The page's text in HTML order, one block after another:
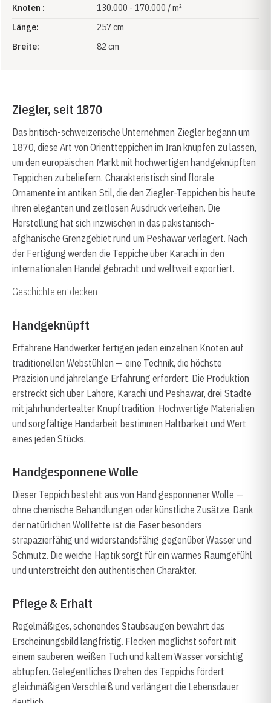
Knoten :
130.000 - 170.000 / m²
Länge:
257 cm
Breite:
82 cm
Ziegler, seit 1870
Das britisch-schweizerische Unternehmen Ziegler begann um
1870, diese Art von Orientteppichen im Iran knüpfen zu lassen,
um den europäischen Markt mit hochwertigen handgeknüpften
Teppichen zu beliefern. Charakteristisch sind florale
Ornamente im antiken Stil, die den Ziegler-Teppichen bis heute
ihren eleganten und zeitlosen Ausdruck verleihen. Die
Herstellung hat sich inzwischen in das pakistanisch-
afghanische Grenzgebiet rund um Peshawar verlagert. Nach
der Fertigung werden die Teppiche über Karachi in den
internationalen Handel gebracht und weltweit exportiert.
Geschichte entdecken
Handgeknüpft
Erfahrene Handwerker fertigen jeden einzelnen Knoten auf
traditionellen Webstühlen — eine Technik, die höchste
Präzision und jahrelange Erfahrung erfordert. Die Produktion
erstreckt sich über Lahore, Karachi und Peshawar, drei Städte
mit jahrhundertealter Knüpftradition. Hochwertige Materialien
und sorgfältige Handarbeit bestimmen Haltbarkeit und Wert
eines jeden Stücks.
Handgesponnene Wolle
Dieser Teppich besteht aus von Hand gesponnener Wolle —
ohne chemische Behandlungen oder künstliche Zusätze. Dank
der natürlichen Wollfette ist die Faser besonders
strapazierfähig und widerstandsfähig gegenüber Wasser und
Schmutz. Die weiche Haptik sorgt für ein warmes Raumgefühl
und unterstreicht den authentischen Charakter.
Pflege & Erhalt
Regelmäßiges, schonendes Staubsaugen bewahrt das
Erscheinungsbild langfristig. Flecken möglichst sofort mit
einem sauberen, weißen Tuch und kaltem Wasser vorsichtig
abtupfen. Gelegentliches Drehen des Teppichs fördert
gleichmäßigen Verschleiß und verlängert die Lebensdauer